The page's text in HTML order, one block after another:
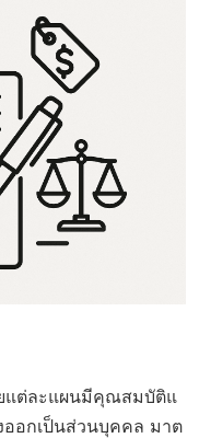
แต่ละแผนมีคุณสมบัติแ
ออกเป็นส่วนบุคคล มาต